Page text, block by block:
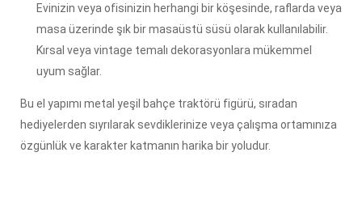
Evinizin veya ofisinizin herhangi bir köşesinde, raflarda veya
masa üzerinde şık bir masaüstü süsü olarak kullanılabilir.
Kırsal veya vintage temalı dekorasyonlara mükemmel
uyum sağlar.
Bu el yapımı metal yeşil bahçe traktörü figürü, sıradan
hediyelerden sıyrılarak sevdiklerinize veya çalışma ortamınıza
özgünlük ve karakter katmanın harika bir yoludur.